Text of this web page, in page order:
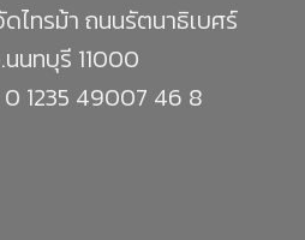
ไทรม้า ถนนรัตนาธิเบศร์
นทบุรี 11000
1235 49007 46 8